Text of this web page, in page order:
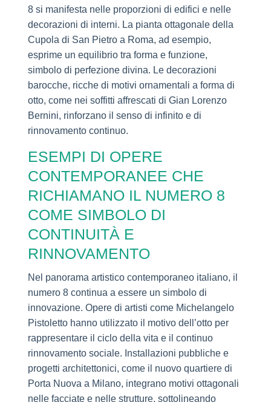
8 si manifesta nelle proporzioni di edifici e nelle
decorazioni di interni. La pianta ottagonale della
Cupola di San Pietro a Roma, ad esempio,
esprime un equilibrio tra forma e funzione,
simbolo di perfezione divina. Le decorazioni
barocche, ricche di motivi ornamentali a forma di
otto, come nei soffitti affrescati di Gian Lorenzo
Bernini, rinforzano il senso di infinito e di
rinnovamento continuo.
ESEMPI DI OPERE
CONTEMPORANEE CHE
RICHIAMANO IL NUMERO 8
COME SIMBOLO DI
CONTINUITÀ E
RINNOVAMENTO
Nel panorama artistico contemporaneo italiano, il
numero 8 continua a essere un simbolo di
innovazione. Opere di artisti come Michelangelo
Pistoletto hanno utilizzato il motivo dell’otto per
rappresentare il ciclo della vita e il continuo
rinnovamento sociale. Installazioni pubbliche e
progetti architettonici, come il nuovo quartiere di
Porta Nuova a Milano, integrano motivi ottagonali
nelle facciate e nelle strutture, sottolineando